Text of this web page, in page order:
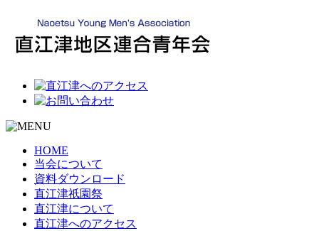
HOME
当会について
資料ダウンロード
直江津祇園祭
直江津について
直江津へのアクセス